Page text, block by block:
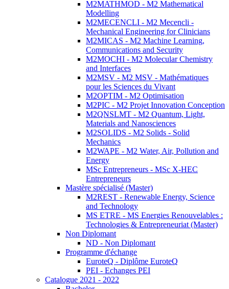
M2MATHMOD - M2 Mathematical
Modelling
M2MECENCLI - M2 Mecencli -
Mechanical Engineering for Clinicians
M2MICAS - M2 Machine Learning,
Communications and Security
M2MOCHI - M2 Molecular Chemistry
and Interfaces
M2MSV - M2 MSV - Mathématiques
pour les Sciences du Vivant
M2OPTIM - M2 Optimisation
M2PIC - M2 Projet Innovation Conception
M2QNSLMT - M2 Quantum, Light,
Materials and Nanosciences
M2SOLIDS - M2 Solids - Solid
Mechanics
M2WAPE - M2 Water, Air, Pollution and
Energy
MSc Entrepreneurs - MSc X-HEC
Entrepreneurs
Mastère spécialisé (Master)
M2REST - Renewable Energy, Science
and Technology
MS ETRE - MS Energies Renouvelables :
Technologies & Entrepreneuriat (Master)
Non Diplomant
ND - Non Diplomant
Programme d'échange
EuroteQ - Diplôme EuroteQ
PEI - Echanges PEI
Catalogue 2021 - 2022